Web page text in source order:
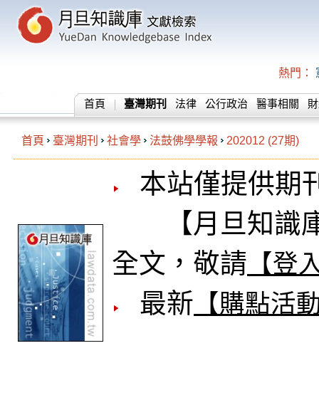
熱門：
首頁 臺灣期刊 法律 公行政治 醫事相關
首頁 臺灣期刊 社會學 法鼓佛學學報 202012 (27期)
本站僅提供期
【月旦知識庫
全文，敬請 【登
最新 【購點活